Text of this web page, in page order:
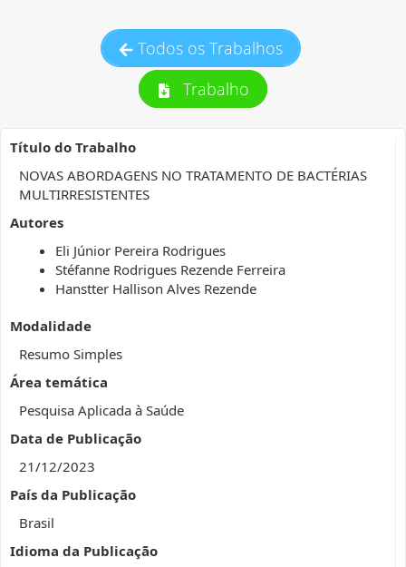
Todos os Trabalhos
Trabalho
Título do Trabalho
NOVAS ABORDAGENS NO TRATAMENTO DE BACTÉRIAS
MULTIRRESISTENTES
Autores
Eli Júnior Pereira Rodrigues
Stéfanne Rodrigues Rezende Ferreira
Hanstter Hallison Alves Rezende
Modalidade
Resumo Simples
Área temática
Pesquisa Aplicada à Saúde
Data de Publicação
21/12/2023
País da Publicação
Brasil
Idioma da Publicação